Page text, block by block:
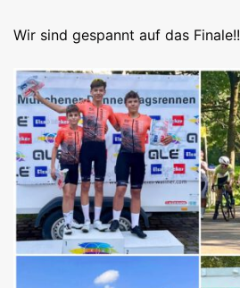
Wir sind gespannt auf das Finale!!